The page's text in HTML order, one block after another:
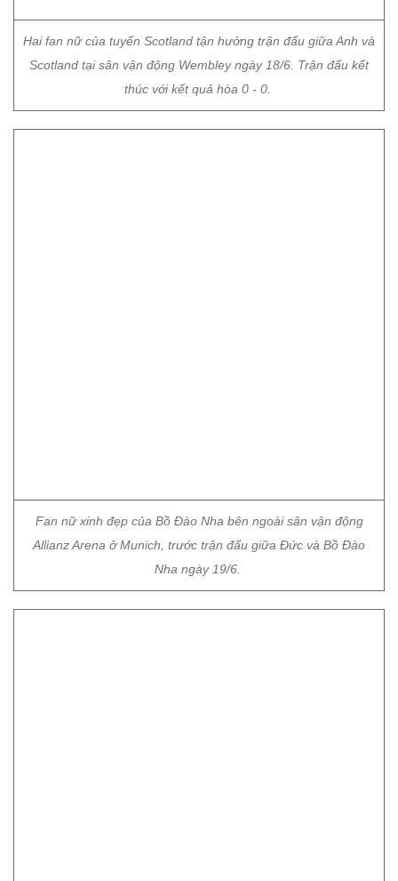
Hai fan nữ của tuyển Scotland tận hưởng trận đấu giữa Anh và
Scotland tại sân vận động Wembley ngày 18/6. Trận đấu kết
thúc với kết quả hòa 0 - 0.
Fan nữ xinh đẹp của Bồ Đào Nha bên ngoài sân vận động
Allianz Arena ở Munich, trước trận đấu giữa Đức và Bồ Đào
Nha ngày 19/6.